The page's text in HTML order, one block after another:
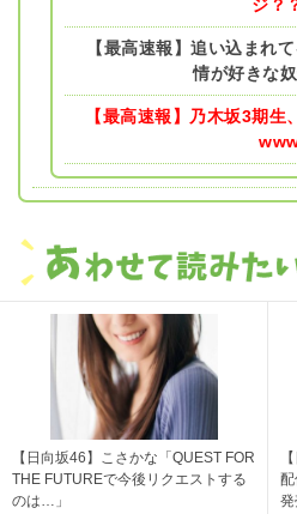
ジ？
【最高速報】追い込まれ
情が好きな
【最高速報】乃木坂3期
【日向坂46】こさかな「QUEST FOR
THE FUTUREで今後リクエストする
のは…」
発